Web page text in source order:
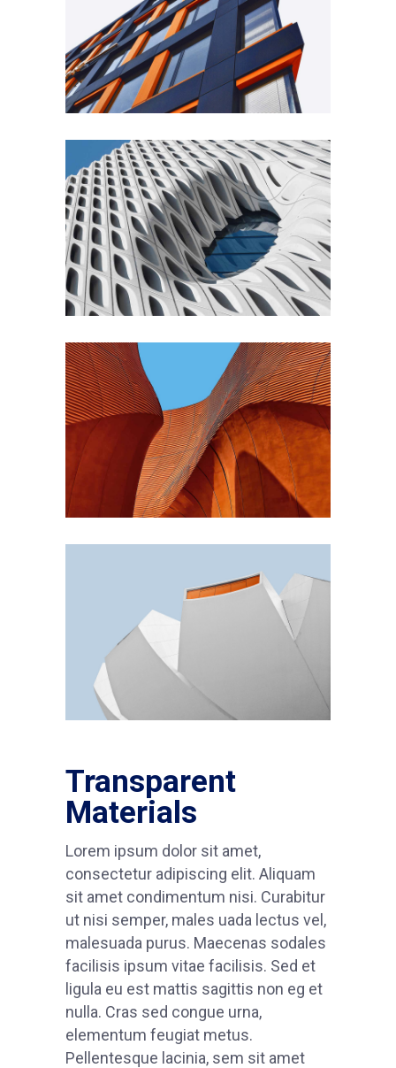
Transparent
Materials
Lorem ipsum dolor sit amet,
consectetur adipiscing elit. Aliquam
sit amet condimentum nisi. Curabitur
ut nisi semper, males uada lectus vel,
malesuada purus. Maecenas sodales
facilisis ipsum vitae facilisis. Sed et
ligula eu est mattis sagittis non eg et
nulla. Cras sed congue urna,
elementum feugiat metus.
Pellentesque lacinia, sem sit amet